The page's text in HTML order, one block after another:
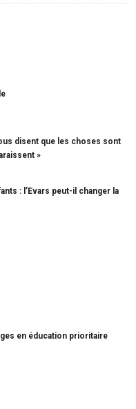
disent que les choses sont
»
: l’Evars peut-il changer la
en éducation prioritaire